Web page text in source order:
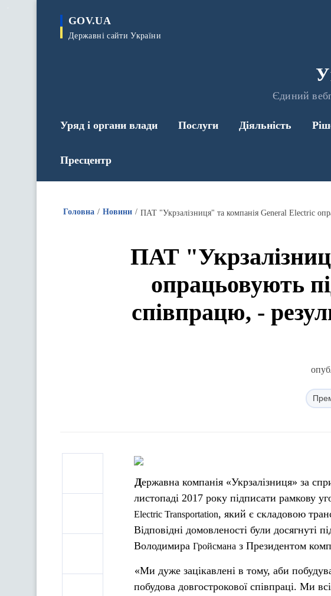
GOV.UA
Державні сайти України
Єдиний
Уряд і органи влади Послуги Діяльність
Пресцентр
Головна Новини
ПАТ
опрацьовують
співпрацю, -
Державна компанія «Укрзалізниця» за сприяння та підтримки Уряду України планують у
листопаді 2017 року підписати рамкову
Electric Transportation, який є складовою
Відповідні домовленості були досягнуті
Володимира Гройсмана з Президентом
«Ми дуже зацікавлені в тому, аби
побудова довгострокової співпраці. Ми